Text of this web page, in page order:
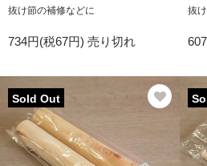
抜け節の補修などに
734円(税67円) 売り切れ
抜
Sold Out